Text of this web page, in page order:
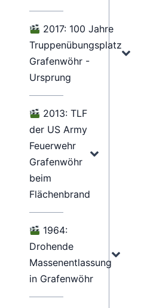
2017: 100 Jahre
Truppenübungsplatz
Grafenwöhr -
Ursprung
2013: TLF
der US Army
Feuerwehr
Grafenwöhr
beim
Flächenbrand
1964:
Drohende
Massenentlassung
in Grafenwöhr